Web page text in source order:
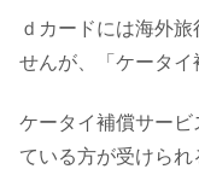
ｄカードには海外
せんが、「ケータイ
ケータイ補償サー
ている方が受けら